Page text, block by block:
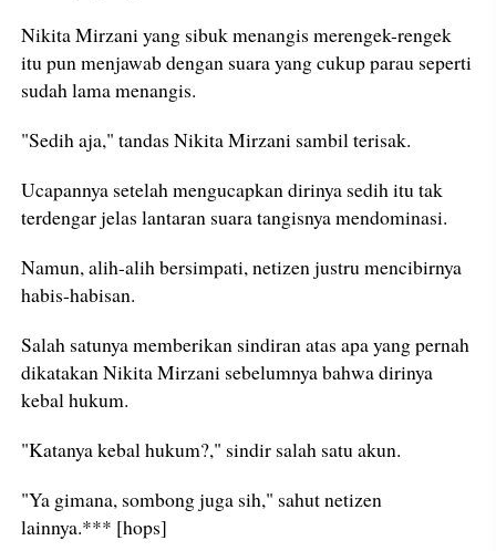
Nikita Mirzani yang sibuk menangis merengek-rengek
itu pun menjawab dengan suara yang cukup parau seperti
sudah lama menangis.
"Sedih aja," tandas Nikita Mirzani sambil terisak.
Ucapannya setelah mengucapkan dirinya sedih itu tak
terdengar jelas lantaran suara tangisnya mendominasi.
Namun, alih-alih bersimpati, netizen justru mencibirnya
habis-habisan.
Salah satunya memberikan sindiran atas apa yang pernah
dikatakan Nikita Mirzani sebelumnya bahwa dirinya
kebal hukum.
"Katanya kebal hukum?," sindir salah satu akun.
"Ya gimana, sombong juga sih," sahut netizen
lainnya.*** [hops]